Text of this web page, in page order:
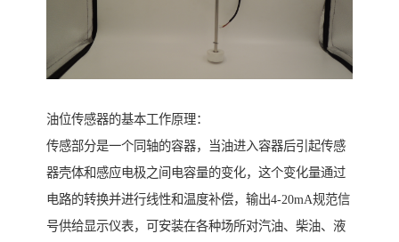
油位传感器的基本工作原理：
传感部分是一个同轴的容器，当油进入容器后引起传感
器壳体和感应电极之间电容量的变化，这个变化量通过
电路的转换并进行线性和温度补偿，输出4-20mA规范信
号供给显示仪表，可安装在各种场所对汽油、柴油、液